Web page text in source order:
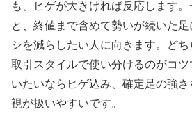
も、ヒゲが大きければ反応します
と、終値まで含めて勢いが続いた
シを減らしたい人に向きます。どち
取引スタイルで使い分けるのがコ
いたいならヒゲ込み、確定足の強
視が扱いやすいです。